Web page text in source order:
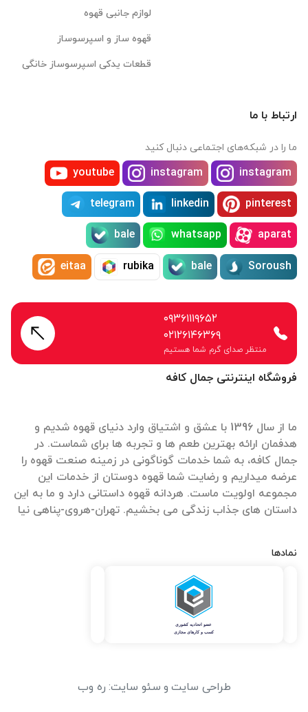
فروشگاه اینترنتی جمال کافه
ما از سال 1396 با عشق و اشتیاق وارد دنیای قهوه شدیم و
هدفمان ارائه بهترین طعم ها و تجربه ها برای شماست. در
جمال کافه، به شما خدمات گوناگونی در زمینه صنعت قهوه را
عرضه میداریم و رضایت شما قهوه دوستان از خدمات این
مجموعه اولویت ماست. هردانه قهوه داستانی دارد و ما به این
داستان های جذاب زندگی می بخشیم. تهران-هروی-پناهی نیا
نمادها
لوازم جانبی قهوه
قهوه ساز و اسپرسوساز
قطعات یدکی اسپرسوساز خانگی
ارتباط با ما
ما را در شبکه‌های اجتماعی دنبال کنید
instagram
instagram
youtube
pinterest
linkedin
telegram
aparat
whatsapp
bale
Soroush
bale
rubika
eitaa
۰۹۳۶۱۱۱۹۶۵۲
۰۲۱۲۶۱۴۶۳۶۹
منتظر صدای گرم شما هستیم
طراحی سایت و سئو سایت: ره وب